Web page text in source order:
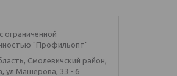
ограниченной
"Профильопт"
Смолевичский район,
ул Машерова, 33 - 6